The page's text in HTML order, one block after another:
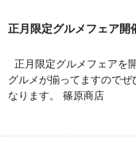
正月限定グルメフェア開
正月限定グルメフェアを
グルメが揃ってますので
なります。 篠